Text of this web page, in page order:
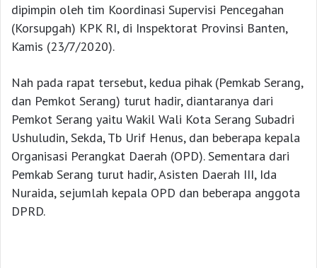
dipimpin oleh tim Koordinasi Supervisi Pencegahan
(Korsupgah) KPK RI, di Inspektorat Provinsi Banten,
Kamis (23/7/2020).
Nah pada rapat tersebut, kedua pihak (Pemkab Serang,
dan Pemkot Serang) turut hadir, diantaranya dari
Pemkot Serang yaitu Wakil Wali Kota Serang Subadri
Ushuludin, Sekda, Tb Urif Henus, dan beberapa kepala
Organisasi Perangkat Daerah (OPD). Sementara dari
Pemkab Serang turut hadir, Asisten Daerah III, Ida
Nuraida, sejumlah kepala OPD dan beberapa anggota
DPRD.